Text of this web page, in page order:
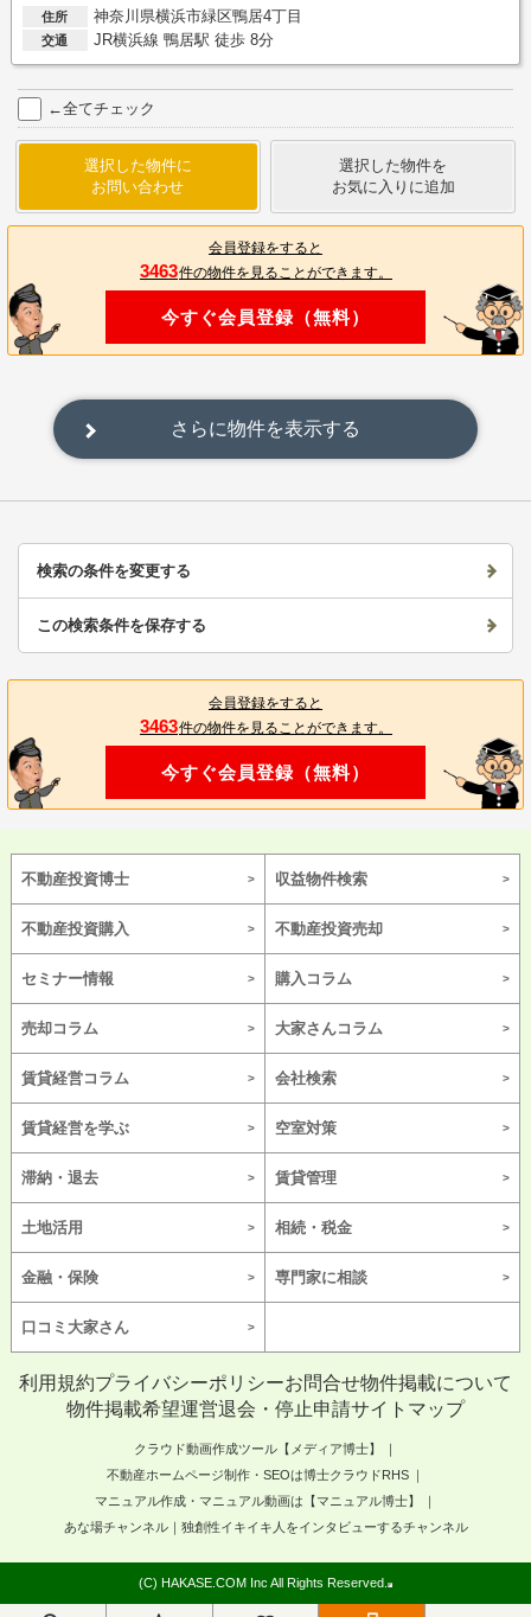
住所 神奈川県横浜市緑区鴨居4丁目
交通 JR横浜線 鴨居駅 徒歩 8分
←全てチェック
選択した物件に
お問い合わせ
選択した物件を
お気に入りに追加
会員登録をすると
3463件の物件を見ることができます。
今すぐ会員登録（無料）
さらに物件を表示する
検索の条件を変更する
この検索条件を保存する
会員登録をすると
3463件の物件を見ることができます。
今すぐ会員登録（無料）
不動産投資博士 収益物件検索
不動産投資購入 不動産投資売却
セミナー情報 購入コラム
売却コラム 大家さんコラム
賃貸経営コラム 会社検索
賃貸経営を学ぶ 空室対策
滞納・退去 賃貸管理
土地活用 相続・税金
金融・保険 専門家に相談
口コミ大家さん
利用規約プライバシーポリシーお問合せ物件掲載について
物件掲載希望運営退会・停止申請サイトマップ
クラウド動画作成ツール【メディア博士】
不動産ホームページ制作・SEOは博士クラウドRHS
マニュアル作成・マニュアル動画は【マニュアル博士】
あな場チャンネル｜独創性イキイキ人をインタビューするチャンネル
(C) HAKASE.COM Inc All Rights Reserved.